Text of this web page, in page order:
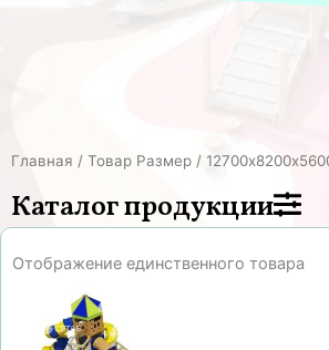
Главная / Товар Размер /
Каталог продукции
Отображение единственного товара